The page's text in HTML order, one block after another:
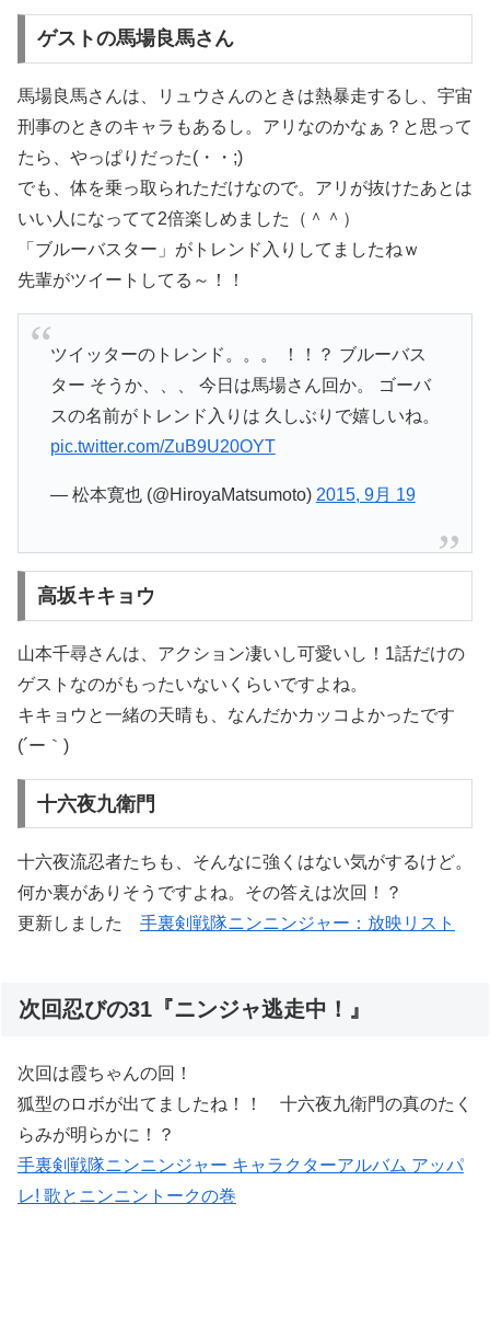
ゲストの馬場良馬さん
馬場良馬さんは、リュウさんのときは熱暴走するし、宇宙
刑事のときのキャラもあるし。アリなのかなぁ？と思って
たら、やっぱりだった(・・;)
でも、体を乗っ取られただけなので。アリが抜けたあとは
いい人になってて2倍楽しめました（＾＾）
「ブルーバスター」がトレンド入りしてましたねｗ
先輩がツイートしてる～！！
ツイッターのトレンド。。。 ！！？ ブルーバス
ター そうか、、、 今日は馬場さん回か。 ゴーバ
スの名前がトレンド入りは 久しぶりで嬉しいね。
pic.twitter.com/ZuB9U20OYT
— 松本寛也 (@HiroyaMatsumoto) 2015, 9月 19
高坂キキョウ
山本千尋さんは、アクション凄いし可愛いし！1話だけの
ゲストなのがもったいないくらいですよね。
キキョウと一緒の天晴も、なんだかカッコよかったです
(´ー｀)
十六夜九衛門
十六夜流忍者たちも、そんなに強くはない気がするけど。
何か裏がありそうですよね。その答えは次回！？
更新しました 手裏剣戦隊ニンニンジャー：放映リスト
次回忍びの31『ニンジャ逃走中！』
次回は霞ちゃんの回！
狐型のロボが出てましたね！！ 十六夜九衛門の真のたく
らみが明らかに！？
手裏剣戦隊ニンニンジャー キャラクターアルバム アッパ
レ! 歌とニンニントークの巻